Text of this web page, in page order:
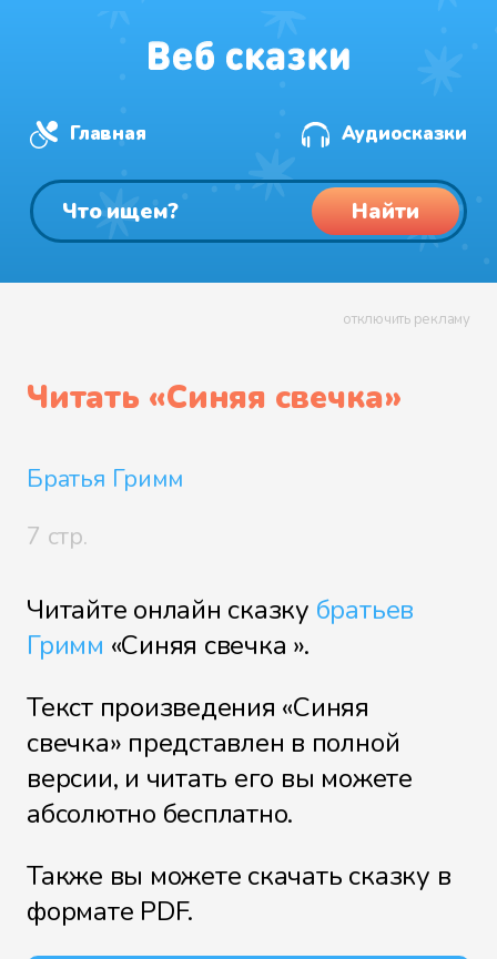
Главная Аудиосказки
Найти
отключить рекламу
Читать «Синяя свечка»
Братья Гримм
7 стр.
Читайте онлайн сказку братьев
Гримм «Синяя свечка ».
Текст произведения «Синяя
свечка» представлен в полной
версии, и читать его вы можете
абсолютно бесплатно.
Также вы можете скачать сказку в
формате PDF.